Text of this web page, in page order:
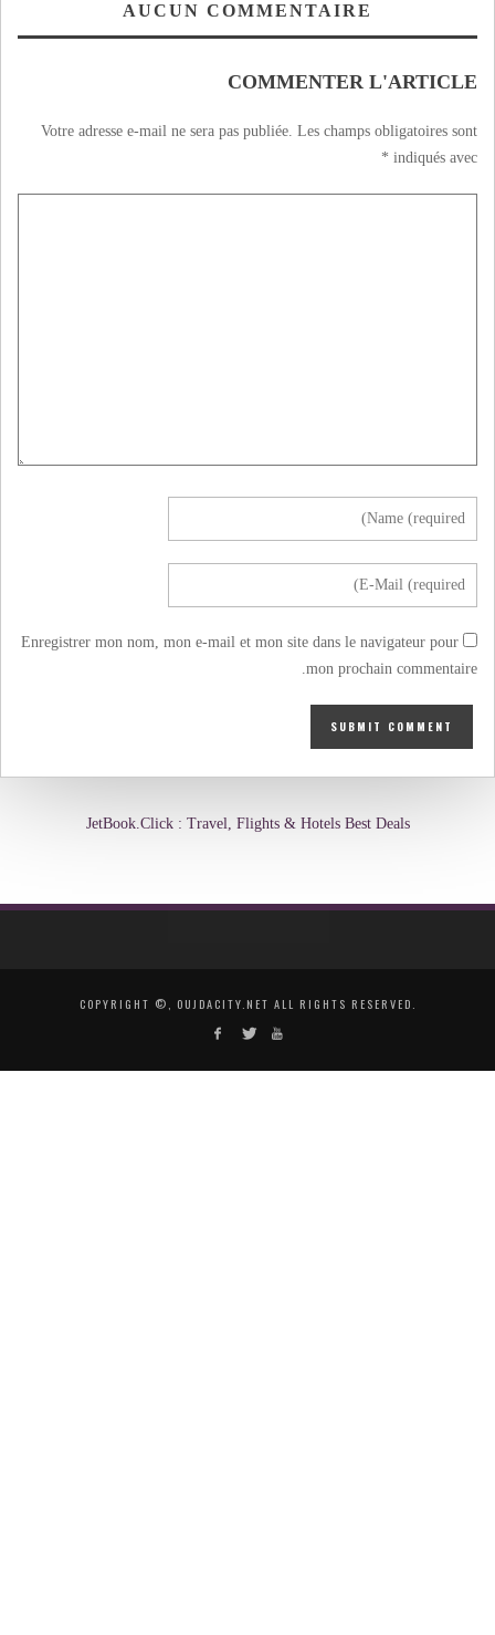
AUCUN COMMENTAIRE
COMMENTER L'ARTICLE
Votre adresse e-mail ne sera pas publiée. Les champs obligatoires sont
indiqués avec
*
Enregistrer mon nom, mon e-mail et mon site dans le navigateur pour
mon prochain commentaire.
JetBook.Click : Travel, Flights & Hotels Best Deals
COPYRIGHT ©, OUJDACITY.NET ALL RIGHTS RESERVED.